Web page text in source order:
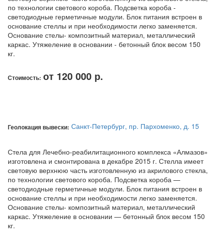
по технологии светового короба. Подсветка короба -
светодиодные герметичные модули. Блок питания встроен в
основание стеллы и при необходимости легко заменяется.
Основание стелы- композитный материал, металлический
каркас. Утяжеление в основании - бетонный блок весом 150
кг.
Стоимость: от 120 000 р.
Геолокация вывески: Санкт-Петербург, пр. Пархоменко, д. 15
Стела для Лечебно-реабилитационного комплекса «Алмазов»
изготовлена и смонтирована в декабре 2015 г. Стелла имеет
световую верхнюю часть изготовленную из акрилового стекла,
по технологии светового короба. Подсветка короба —
светодиодные герметичные модули. Блок питания встроен в
основание стеллы и при необходимости легко заменяется.
Основание стелы- композитный материал, металлический
каркас. Утяжеление в основании — бетонный блок весом 150
кг.